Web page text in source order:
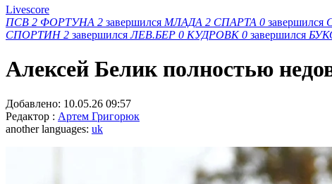
Livescore
ПСВ 2 ФОРТУНА 2 завершился МЛАДА 2 СПАРТА 0 завершился
СПОРТИН 2 завершилсяЛЕВ.БЕР 0 КУДРОВК 0 завершился
Алексей Белик полностью
Добавлено: 10.05.26 09:57
Редактор : Артем Григорюк
another languages: uk